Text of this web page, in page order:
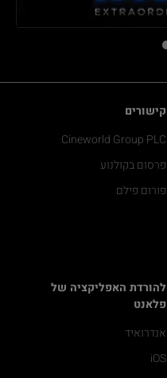
קישורים
Cineworld Group PLC
פרסום בקולנוע
פורום פילם
להורדת האפליקציה של
פלאנט
אנדרואיד
iOS